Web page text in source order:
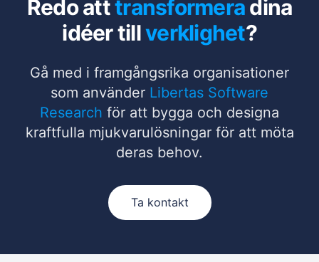
Redo atttransformeradina
idéer tillverklighet?
Gå med i framgångsrika organisationer
som använder Libertas Software
Research för att bygga och designa
kraftfulla mjukvarulösningar för att möta
deras behov.
Ta kontakt